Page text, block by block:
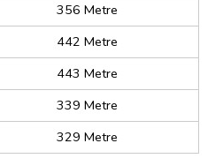
356 Metre
442 Metre
443 Metre
339 Metre
329 Metre